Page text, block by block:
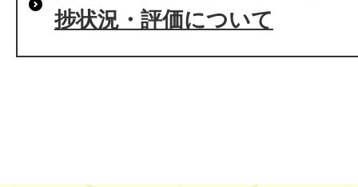
捗状況・評価について